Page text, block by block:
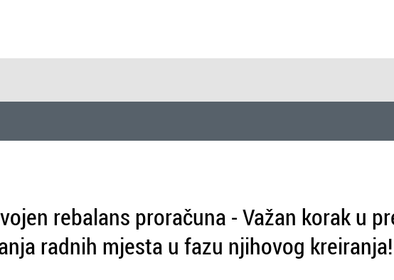
rebalans proračuna - Važan korak u
radnih mjesta u fazu njihovog kreiranja!